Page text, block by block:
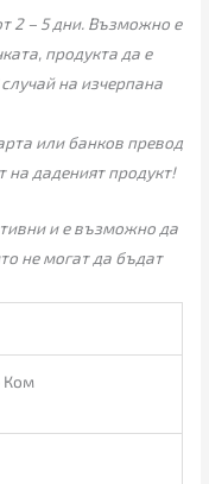
2 – 5 дни. Възможно е
продукта да е
на изчерпана
или банков превод
на даденият продукт!
и е възможно да
не могат да бъдат
Ком